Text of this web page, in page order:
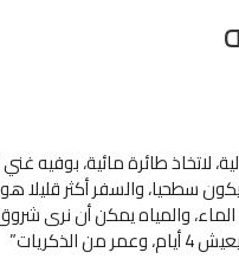
لاتخاذ طائرة مائية، بوفيه غني
سطحيا، والسفر أكثر قليلا
الماء، والمياه يمكن أن نرى
الذكريات